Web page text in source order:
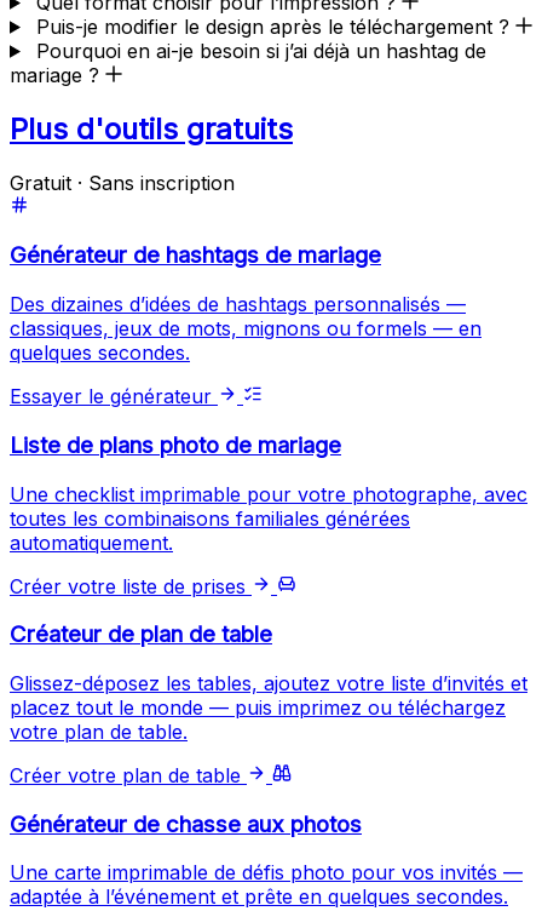
Puis-je modifier le design après le téléchargement ?
Pourquoi en ai-je besoin si j’ai déjà un hashtag de
mariage ?
Plus d'outils gratuits
Gratuit · Sans inscription
Générateur de hashtags de mariage
Des dizaines d’idées de hashtags personnalisés —
classiques, jeux de mots, mignons ou formels — en
quelques secondes.
Essayer le générateur
Liste de plans photo de mariage
Une checklist imprimable pour votre photographe, avec
toutes les combinaisons familiales générées
automatiquement.
Créer votre liste de prises
Créateur de plan de table
Glissez-déposez les tables, ajoutez votre liste d’invités et
placez tout le monde — puis imprimez ou téléchargez
votre plan de table.
Créer votre plan de table
Générateur de chasse aux photos
Une carte imprimable de défis photo pour vos invités —
adaptée à l’événement et prête en quelques secondes.